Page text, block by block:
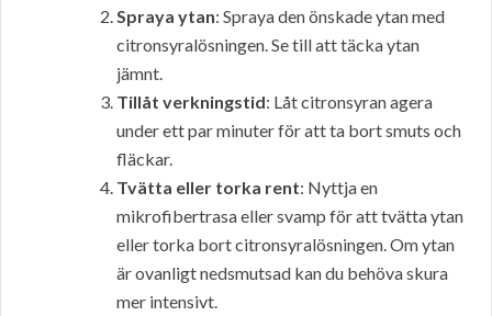
Spraya ytan: Spraya den önskade ytan med
citronsyralösningen. Se till att täcka ytan
jämnt.
Tillåt verkningstid: Låt citronsyran agera
under ett par minuter för att ta bort smuts och
fläckar.
Tvätta eller torka rent: Nyttja en
mikrofibertrasa eller svamp för att tvätta ytan
eller torka bort citronsyralösningen. Om ytan
är ovanligt nedsmutsad kan du behöva skura
mer intensivt.